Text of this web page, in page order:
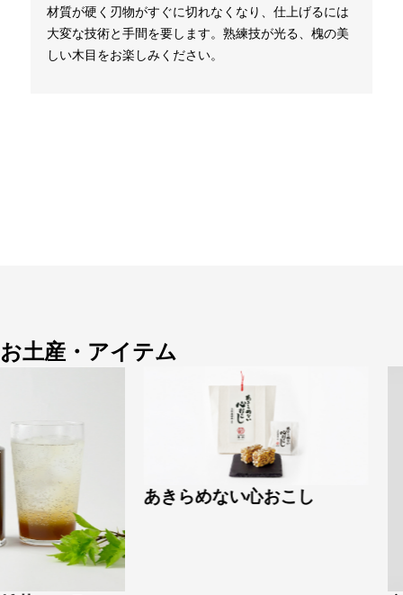
材質が硬く刃物がすぐに切れなくなり、仕上げるには
大変な技術と手間を要します。熟練技が光る、槐の美
しい木目をお楽しみください。
お土産・アイテム
あきらめない心おこし